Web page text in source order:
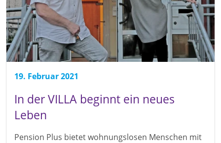
19. Februar 2021
In der VILLA beginnt ein neues
Leben
Pension Plus bietet wohnungslosen Menschen mit